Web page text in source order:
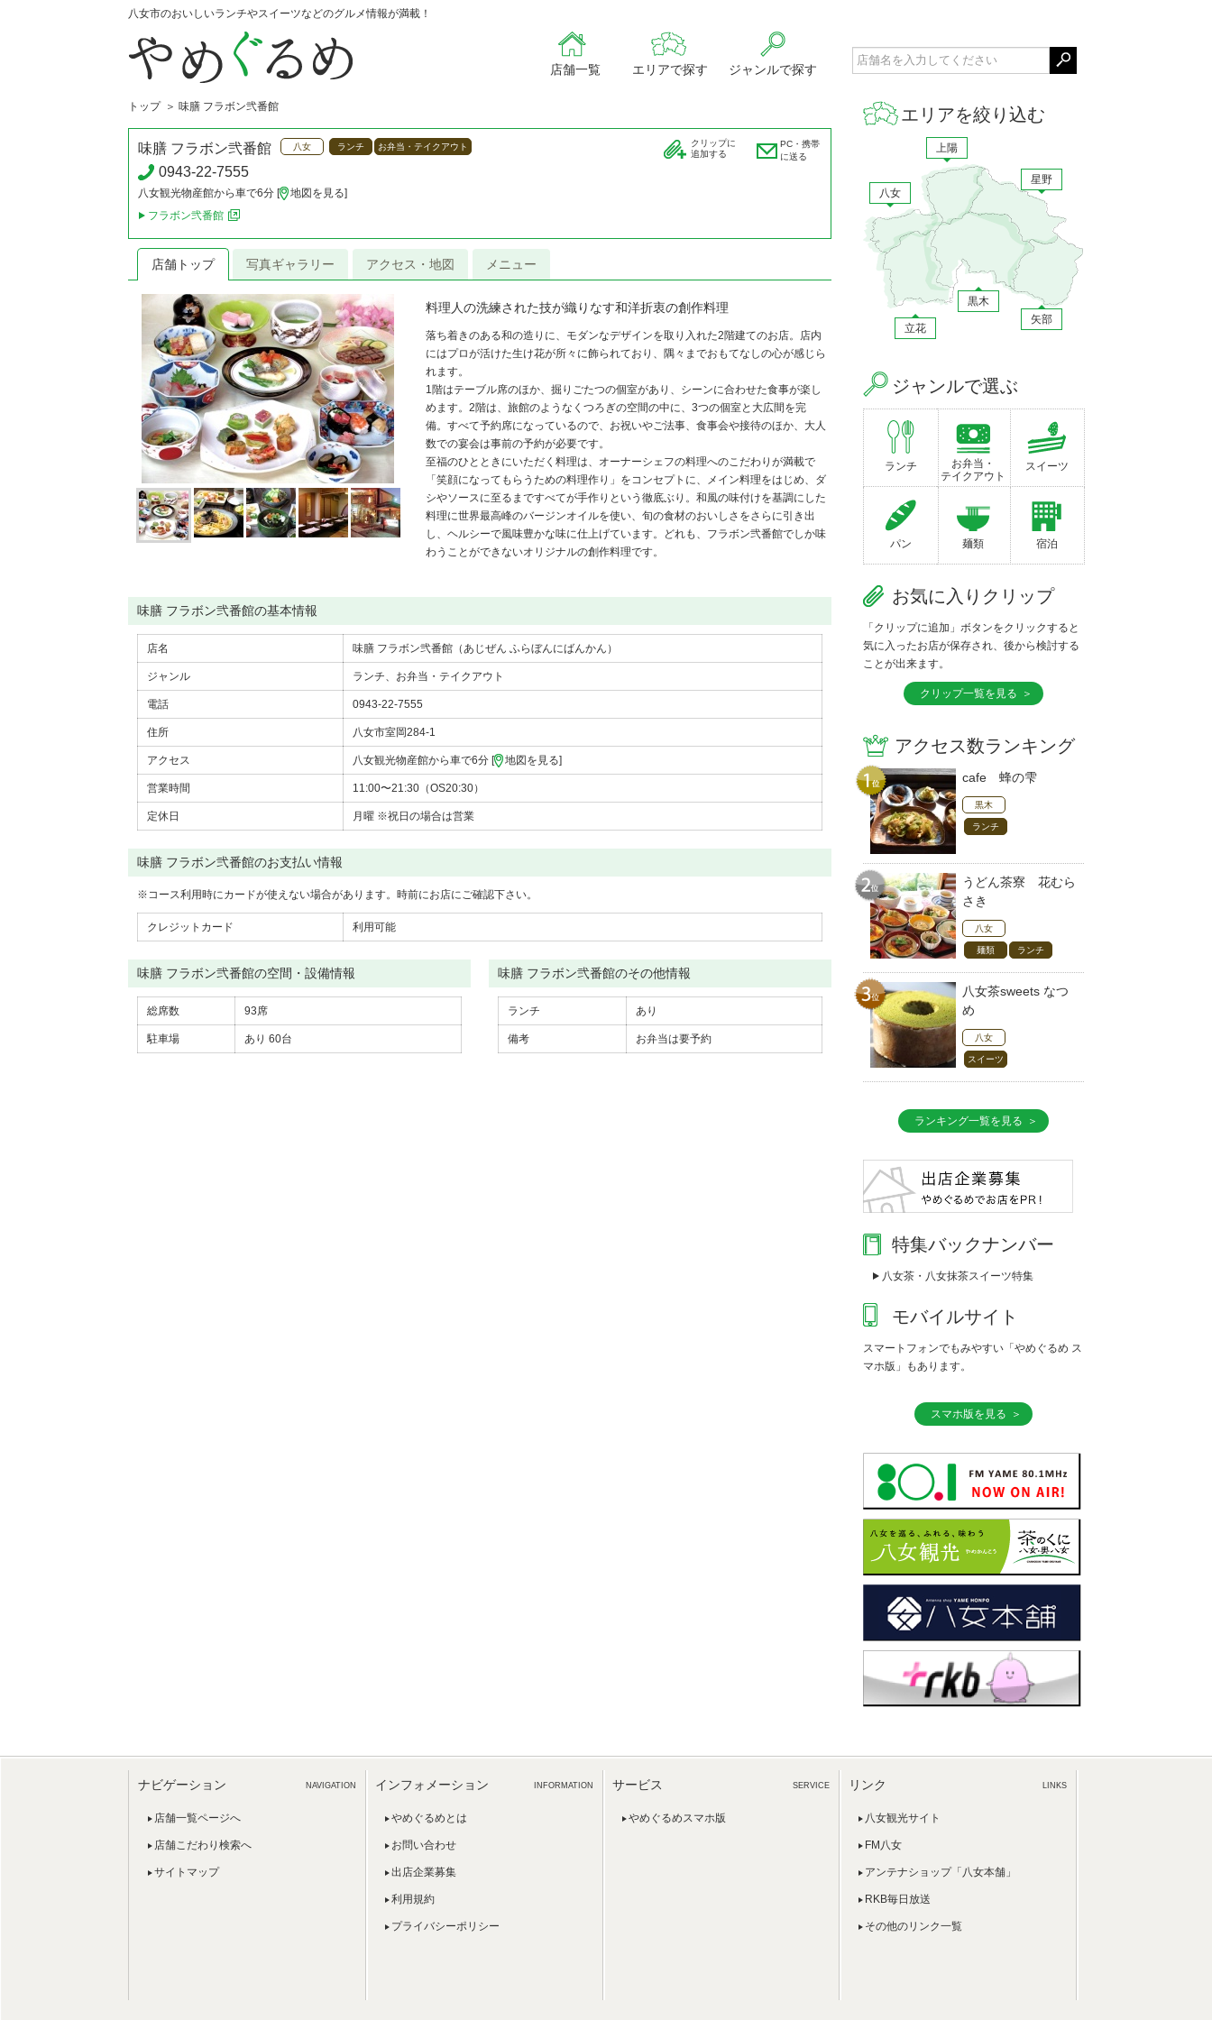
八女市のおいしいランチやスイーツなどのグルメ情報が満載！
店舗一覧 エリアで探す ジャンルで探す
トップ 味膳 フラボン弐番館
味膳 フラボン弐番館 八女 ランチ お弁当・テイクアウト
0943-22-7555
八女観光物産館から車で6分 [ 地図を見る]
フラボン弐番館
クリップに
追加する
PC・携帯
に送る
店舗トップ 写真ギャラリー アクセス・地図 メニュー
料理人の洗練された技が織りなす和洋折衷の創作料理
落ち着きのある和の造りに、モダンなデザインを取り入れた2階建てのお店。店内
にはプロが活けた生け花が所々に飾られており、隅々までおもてなしの心が感じら
れます。
1階はテーブル席のほか、掘りごたつの個室があり、シーンに合わせた食事が楽し
めます。2階は、旅館のようなくつろぎの空間の中に、3つの個室と大広間を完
備。すべて予約席になっているので、お祝いやご法事、食事会や接待のほか、大人
数での宴会は事前の予約が必要です。
至福のひとときにいただく料理は、オーナーシェフの料理へのこだわりが満載で
「笑顔になってもらうための料理作り」をコンセプトに、メイン料理をはじめ、ダ
シやソースに至るまですべてが手作りという徹底ぶり。和風の味付けを基調にした
料理に世界最高峰のバージンオイルを使い、旬の食材のおいしさをさらに引き出
し、ヘルシーで風味豊かな味に仕上げています。どれも、フラボン弐番館でしか味
わうことができないオリジナルの創作料理です。
味膳 フラボン弐番館の基本情報
店名 味膳 フラボン弐番館（あじぜん ふらぼんにばんかん）
ジャンル ランチ、お弁当・テイクアウト
電話 0943-22-7555
住所 八女市室岡284-1
アクセス 八女観光物産館から車で6分 [ 地図を見る]
営業時間 11:00〜21:30（OS20:30）
定休日 月曜 ※祝日の場合は営業
味膳 フラボン弐番館のお支払い情報
※コース利用時にカードが使えない場合があります。時前にお店にご確認下さい。
クレジットカード 利用可能
味膳 フラボン弐番館の空間・設備情報
総席数 93席
駐車場 あり 60台
味膳 フラボン弐番館のその他情報
ランチ あり
備考 お弁当は要予約
エリアを絞り込む
八女
上陽
黒木
立花
星野
矢部
ジャンルで選ぶ
ランチ
お弁当・
テイクアウト
スイーツ
パン 麺類 宿泊
お気に入りクリップ
「クリップに追加」ボタンをクリックすると
気に入ったお店が保存され、後から検討する
ことが出来ます。
クリップ一覧を見る
アクセス数ランキング
cafe 蜂の雫
黒木
ランチ
うどん茶寮 花むら
さき
八女
麺類 ランチ
八女茶sweets なつ
め
八女
スイーツ
ランキング一覧を見る
特集バックナンバー
八女茶・八女抹茶スイーツ特集
モバイルサイト
スマートフォンでもみやすい「やめぐるめ ス
マホ版」もあります。
スマホ版を見る
ナビゲーション NAVIGATION
店舗一覧ページへ
店舗こだわり検索へ
サイトマップ
インフォメーション INFORMATION
やめぐるめとは
お問い合わせ
出店企業募集
利用規約
プライバシーポリシー
サービス SERVICE
やめぐるめスマホ版
リンク LINKS
八女観光サイト
FM八女
アンテナショップ「八女本舗」
RKB毎日放送
その他のリンク一覧